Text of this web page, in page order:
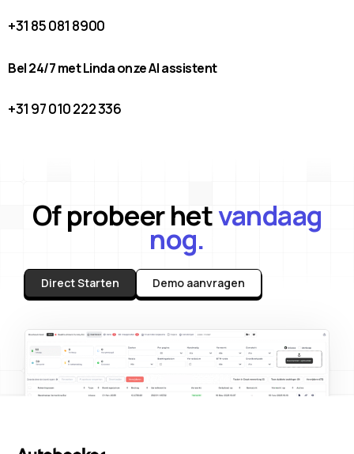
+31 85 081 8900
Bel 24/7 met Linda onze AI assistent
+31 97 010 222 336
Of probeer hetvandaag
nog.
Direct Starten Demo aanvragen